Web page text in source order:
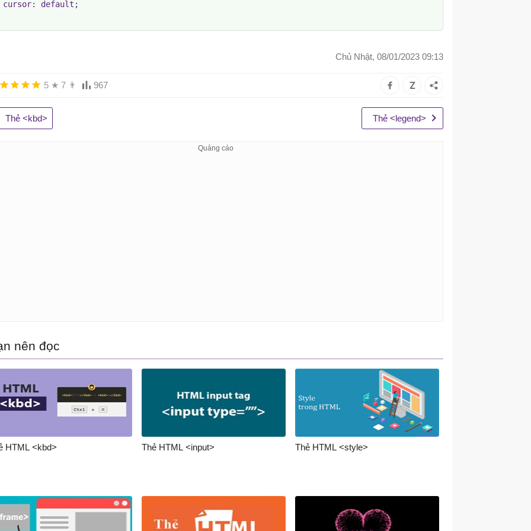
cursor: default;
Chủ Nhật, 08/01/2023 09:13
5 ★ 7 👨 967
Thẻ <kbd> Thẻ <legend>
nên đọc
HTML <kbd> Thẻ HTML <input> Thẻ HTML <style>